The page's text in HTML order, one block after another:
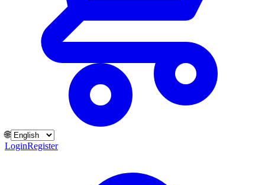
🌐
LoginRegister